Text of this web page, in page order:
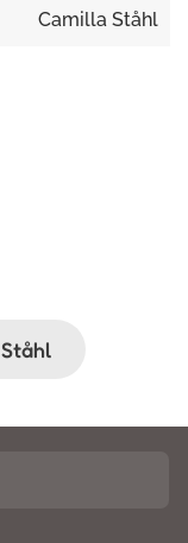
Camilla Ståhl